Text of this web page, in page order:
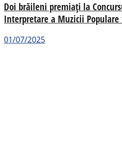
Doi brăileni premiați la
Interpretare a Muzicii
01/07/2025